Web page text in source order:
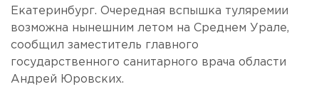
Екатеринбург. Очередная вспышка туляремии
возможна нынешним летом на Среднем Урале,
сообщил заместитель главного
государственного санитарного врача области
Андрей Юровских.